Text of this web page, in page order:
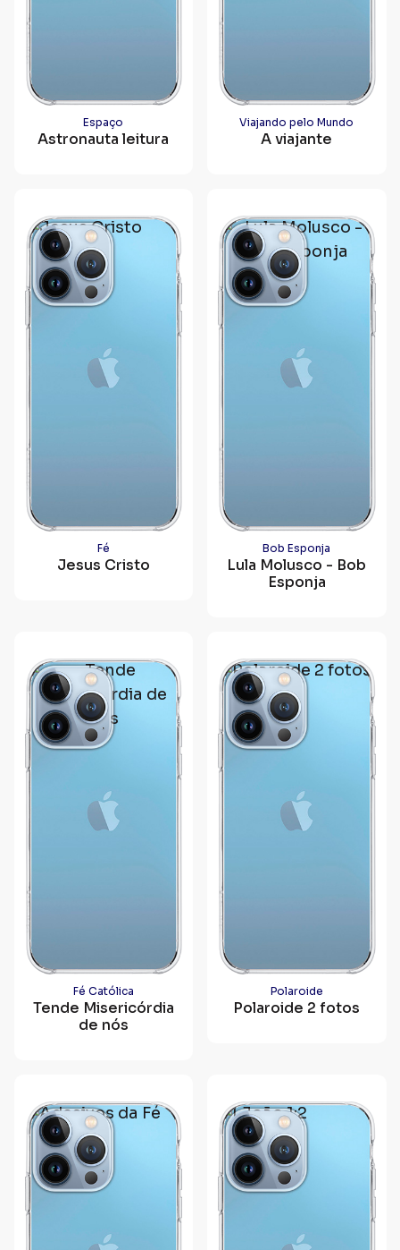
Espaço
Astronauta leitura
Viajando pelo Mundo
A viajante
Fé
Jesus Cristo
Bob Esponja
Lula Molusco - Bob
Esponja
Fé Católica
Tende Misericórdia
de nós
Polaroide
Polaroide 2 fotos